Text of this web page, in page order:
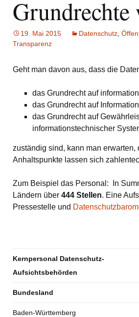
Vom
Grundrechte
19. Mai 2015 Datenschutz
Transparenz
Geht man davon aus, dass die
das Grundrecht auf
das Grundrecht auf
das Grundrecht auf
informationstechnischer
zuständig sind, kann man
Anhaltspunkte lassen sich
Zum Beispiel das Personal: In
Ländern über 444 Stellen. Eine
Pressestelle und
Kernpersonal Datenschutz-
Aufsichtsbehörden
Bundesland
Baden-Württemberg